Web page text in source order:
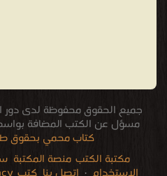
جميع الحقوق محفوظة لدى دور
مسؤل عن الكتب المضافة
كتاب محمي بحقوق
مكتبة الكتب منصة المكتبة